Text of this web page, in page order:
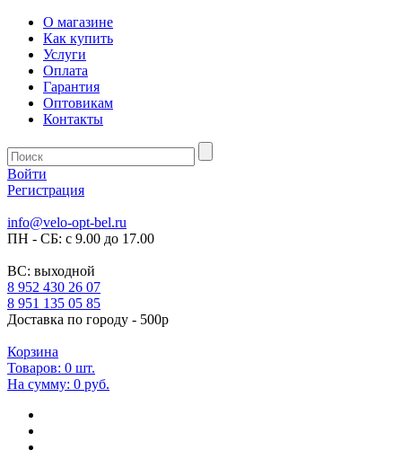
О магазине
Как купить
Услуги
Оплата
Гарантия
Оптовикам
Контакты
Войти
Регистрация
info@velo-opt-bel.ru
ПН - СБ: с 9.00 до 17.00
ВС: выходной
8 952 430 26 07
8 951 135 05 85
Доставка по городу - 500р
Корзина
Товаров: 0 шт.
На сумму: 0 руб.